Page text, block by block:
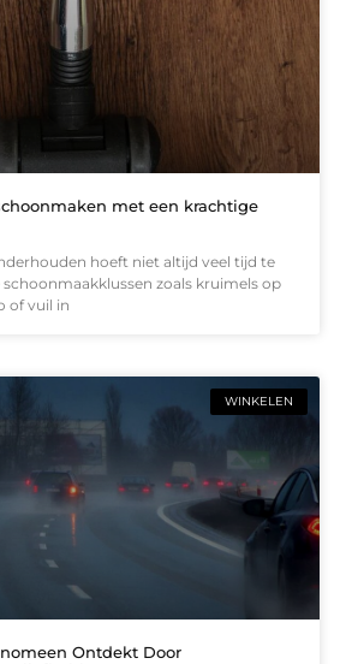
met een krachtige
hoeft niet altijd veel tijd te
schoonmaakklussen zoals kruimels op
of vuil in
WINKELEN
Ontdekt Door